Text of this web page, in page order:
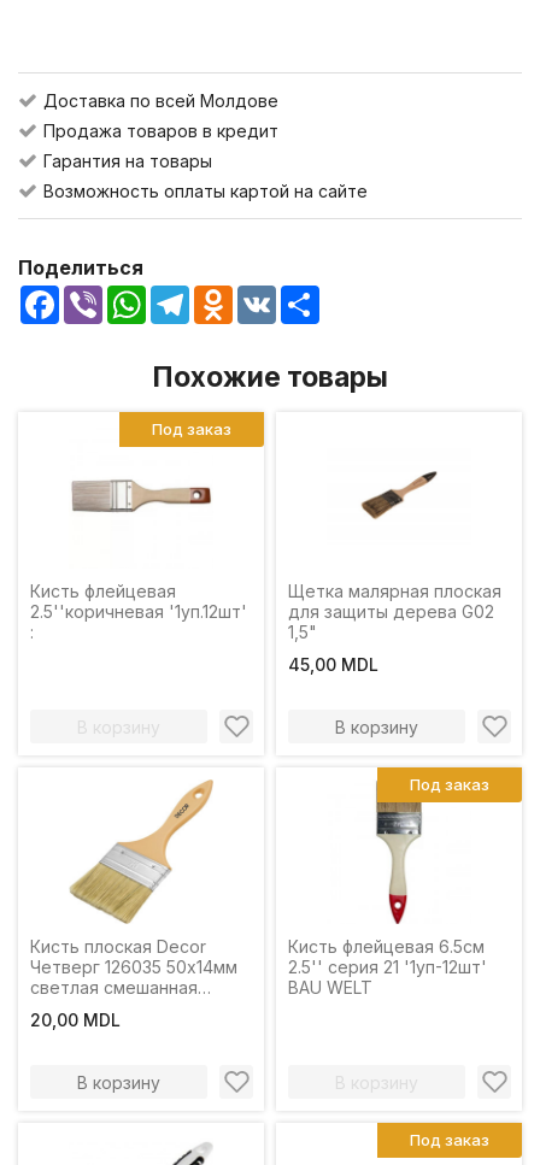
Доставка по всей Молдове
Продажа товаров в кредит
Гарантия на товары
Возможность оплаты картой на сайте
Поделиться
Facebook
Viber WhatsApp
TelegramOdnoklassniki
VK
Похожие товары
Кисть флейцевая
2.5''коричневая '1уп.12шт'
:
В корзину
Под заказ
Щетка малярная плоская
для защиты дерева G02
1,5"
45,00 MDL
В корзину
Кисть плоская Decor
Четверг 126035 50х14мм
светлая смешанная
ручка
20,00 MDL
В корзину
Кисть флейцевая 6.5см
2.5'' серия 21 '1уп-12шт'
BAU WELT
В корзину
Под заказ
Под заказ